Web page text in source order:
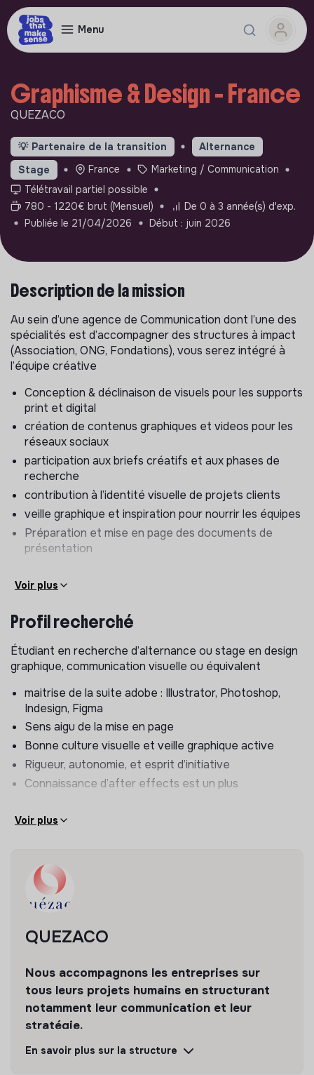
Menu
Graphisme & Design - France
QUEZACO
💡 Partenaire de la transition
Alternance
Stage
France
Marketing / Communication
Télétravail partiel possible
780 - 1220€ brut (Mensuel)
De 0 à 3 année(s) d'exp.
Publiée le 21/04/2026
Début : juin 2026
Description de la mission
Au sein d’une agence de Communication dont l’une des
spécialités est d’accompagner des structures à impact
(Association, ONG, Fondations), vous serez intégré à
l’équipe créative
Conception & déclinaison de visuels pour les supports
print et digital
création de contenus graphiques et videos pour les
réseaux sociaux
participation aux briefs créatifs et aux phases de
recherche
contribution à l’identité visuelle de projets clients
veille graphique et inspiration pour nourrir les équipes
Préparation et mise en page des documents de
présentation
Voir plus
Profil recherché
Étudiant en recherche d’alternance ou stage en design
graphique, communication visuelle ou équivalent
maitrise de la suite adobe : Illustrator, Photoshop,
Indesign, Figma
Sens aigu de la mise en page
Bonne culture visuelle et veille graphique active
Rigueur, autonomie, et esprit d’initiative
Connaissance d’after effects est un plus
Voir plus
QUEZACO
Nous accompagnons les entreprises sur
tous leurs projets humains en structurant
notamment leur communication et leur
stratégie.
Découvrir Suivre
En savoir plus sur la structure